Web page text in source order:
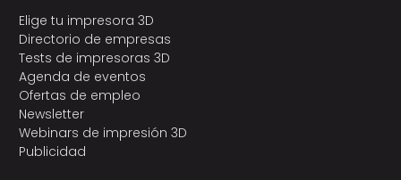
Elige tu impresora 3D
Directorio de empresas
Tests de impresoras 3D
Agenda de eventos
Ofertas de empleo
Newsletter
Webinars de impresión 3D
Publicidad